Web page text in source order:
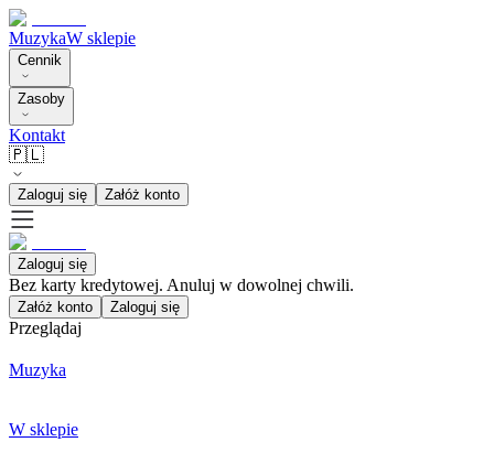
MuzykaW sklepie
Cennik
Zasoby
Kontakt
🇵🇱
Zaloguj się Załóż konto
Zaloguj się
Bez karty kredytowej. Anuluj w dowolnej chwili.
Załóż konto Zaloguj się
Przeglądaj
Muzyka
W sklepie